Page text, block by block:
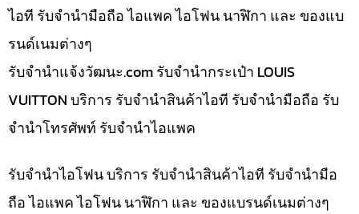
ไอที รับจำนำมือถือ ไอแพค ไอโฟน นาฬิกา และ ของแบ
รนด์เนมต่างๆ
รับจํานําแจ้งวัฒนะ.com รับจำนำกระเป๋า LOUIS
VUITTON บริการ รับจำนำสินค้าไอที รับจำนำมือถือ รับ
จำนำโทรศัพท์ รับจำนำไอแพค
รับจำนำไอโฟน บริการ รับจำนำสินค้าไอที รับจำนำมือ
ถือ ไอแพค ไอโฟน นาฬิกา และ ของแบรนด์เนมต่างๆ